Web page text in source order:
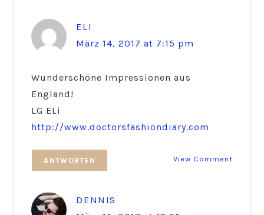
ELI
März 14, 2017 at 7:15 pm
Wunderschöne Impressionen aus
England!
LG ELi
http://www.doctorsfashiondiary.com
View Comment
ANTWORTEN
DENNIS